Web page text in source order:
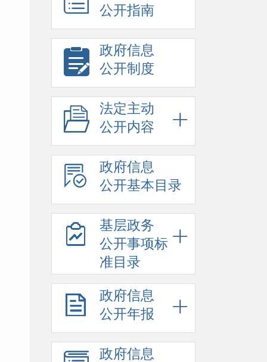
公开指南
政府信息
公开制度
法定主动
公开内容
政府信息
公开基本目录
基层政务
公开事项标
准目录
政府信息
公开年报
政府信息